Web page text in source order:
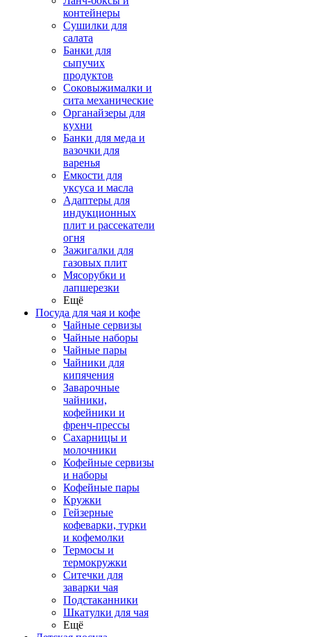
контейнеры
Сушилки для
салата
Банки для
сыпучих
продуктов
Соковыжималки и
сита механические
Органайзеры для
кухни
Банки для меда и
вазочки для
варенья
Емкости для
уксуса и масла
Адаптеры для
индукционных
плит и рассекатели
огня
Зажигалки для
газовых плит
Мясорубки и
лапшерезки
Ещё
Посуда для чая и кофе
Чайные сервизы
Чайные наборы
Чайные пары
Чайники для
кипячения
Заварочные
чайники,
кофейники и
френч-прессы
Сахарницы и
молочники
Кофейные сервизы
и наборы
Кофейные пары
Кружки
Гейзерные
кофеварки, турки
и кофемолки
Термосы и
термокружки
Ситечки для
заварки чая
Подстаканники
Шкатулки для чая
Ещё